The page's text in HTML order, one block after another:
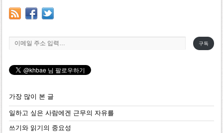
이메일 주소 입력…
구독
가장 많이 본 글
일하고 싶은 사람에겐 근무의 자유를
쓰기와 읽기의 중요성